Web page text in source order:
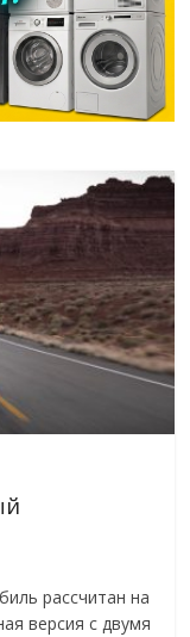
рассчитан на
версия с двумя